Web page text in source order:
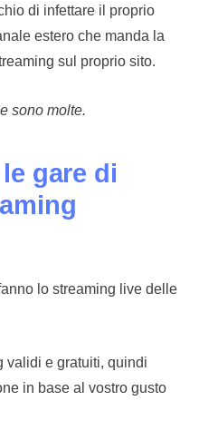
di infettare il proprio
estero che manda la
sul proprio sito.
sono molte.
gare di
lo streaming live delle
validi e gratuiti, quindi
in base al vostro gusto